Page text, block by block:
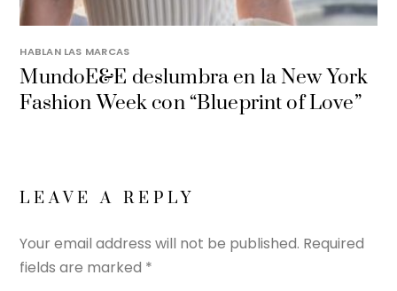
HABLAN LAS MARCAS
MundoE&E deslumbra en la New York
Fashion Week con “Blueprint of Love”
LEAVE A REPLY
Your email address will not be published. Required
fields are marked *